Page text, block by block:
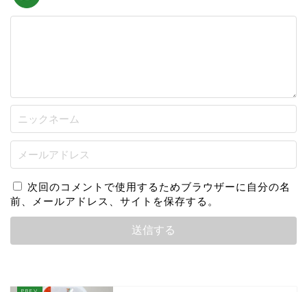
次回のコメントで使用するためブラウザーに自分の名
前、メールアドレス、サイトを保存する。